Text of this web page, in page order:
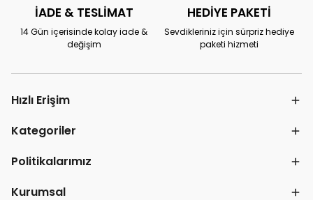
İADE & TESLİMAT
14 Gün içerisinde kolay iade &
değişim
HEDİYE PAKETİ
Sevdikleriniz için sürpriz hediye
paketi hizmeti
Hızlı Erişim
Kategoriler
Politikalarımız
Kurumsal